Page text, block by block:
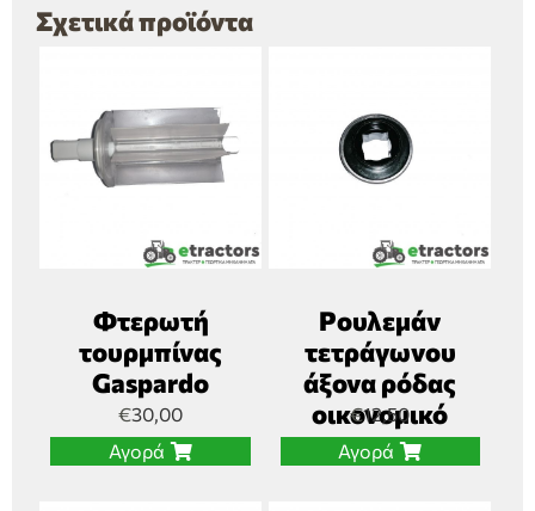
Σχετικά προϊόντα
Φτερωτή
τουρμπίνας
Gaspardo
€30,00
Αγορά
Ρουλεμάν
τετράγωνου
άξονα ρόδας
οικονομικό
€12,50
Αγορά